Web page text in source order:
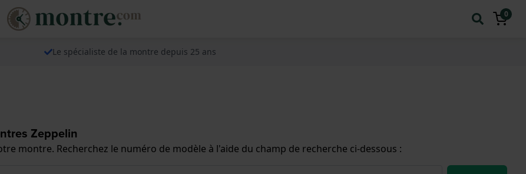
0
Le spécialiste de la montre depuis 25 ans
Zeppelin
montre. Recherchez le numéro de modèle à l'aide du champ de recherche ci-dessous :